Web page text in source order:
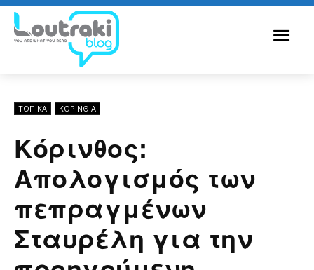
ΤΟΠΙΚΑ ΚΟΡΙΝΘΊΑ
Κόρινθος:
Απολογισμός των
πεπραγμένων
Σταυρέλη για την